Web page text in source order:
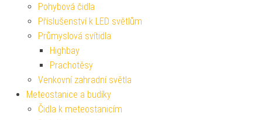
Pohybová čidla
Příslušenství k LED světlům
Průmyslová svítidla
Highbay
Prachotěsy
Venkovní zahradní světla
Meteostanice a budíky
Čidla k meteostanicím